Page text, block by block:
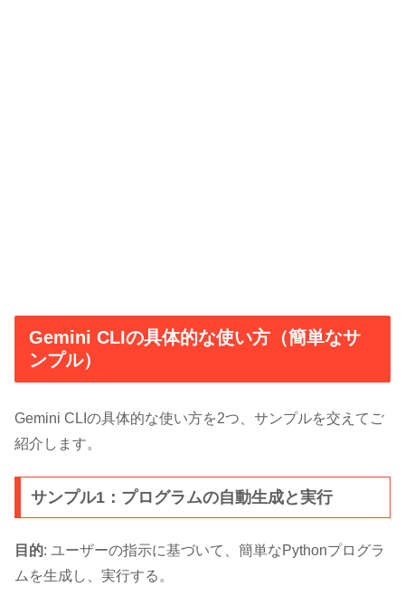
Gemini CLIの具体的な使い方（簡単なサ
ンプル）
Gemini CLIの具体的な使い方を2つ、サンプルを交えてご
紹介します。
サンプル1：プログラムの自動生成と実行
目的: ユーザーの指示に基づいて、簡単なPythonプログラ
ムを生成し、実行する。